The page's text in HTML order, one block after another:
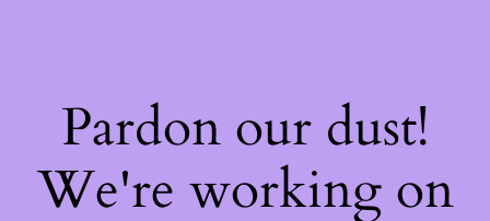
Pardon our dust!
We're working on